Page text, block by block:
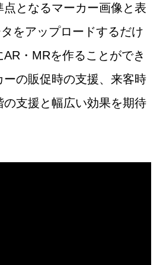
となるマーカー画像と表
をアップロードするだけ
・MRを作ることができ
ーの販促時の支援、来客時
支援と幅広い効果を期待